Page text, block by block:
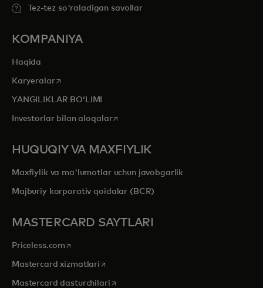
Tez-tez so'raladigan savollar
KOMPANIYA
Haqida
Karyeralaropens in a new tab
YANGILIKLAR BOʻLIMI
Investorlar bilan aloqalaropens in a new tab
HUQUQIY VA MAXFIYLIK
Maxfiylik va ma'lumotlar uchun javobgarlik
Majburiy korporativ qoidalar (BCR)
MASTERCARD SAYTLARI
Priceless.com opens in a new tab
Mastercard xizmatlari opens in a new tab
Mastercard dasturchilariopens in a new tab